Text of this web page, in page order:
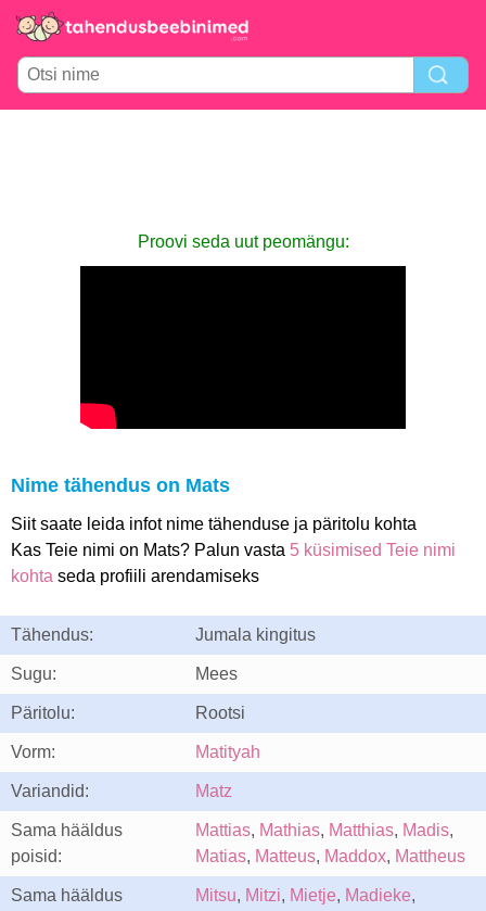
Proovi seda uut peomängu:
Nime tähendus on Mats
Siit saate leida infot nime tähenduse ja päritolu kohta
Kas Teie nimi on Mats? Palun vasta 5 küsimised Teie nimi
kohta seda profiili arendamiseks
Tähendus: Jumala kingitus
Sugu: Mees
Päritolu: Rootsi
Vorm: Matityah
Variandid: Matz
Sama hääldus
poisid:
Mattias, Mathias, Matthias, Madis,
Matias, Matteus, Maddox, Mattheus
Sama hääldus
Mitsu, Mitzi, Mietje, Madieke,